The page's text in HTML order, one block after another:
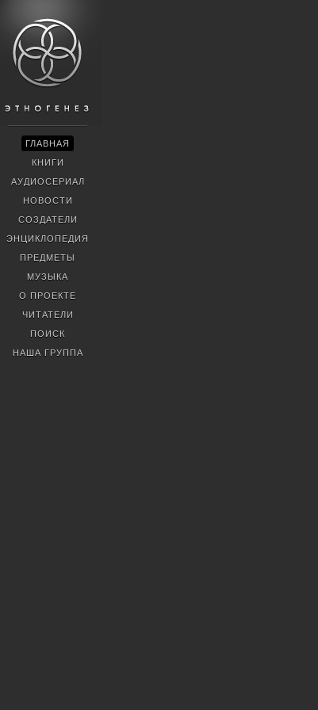
ГЛАВНАЯ
КНИГИ
АУДИОСЕРИАЛ
НОВОСТИ
СОЗДАТЕЛИ
ЭНЦИКЛОПЕДИЯ
ПРЕДМЕТЫ
МУЗЫКА
О ПРОЕКТЕ
ЧИТАТЕЛИ
ПОИСК
НАША ГРУППА